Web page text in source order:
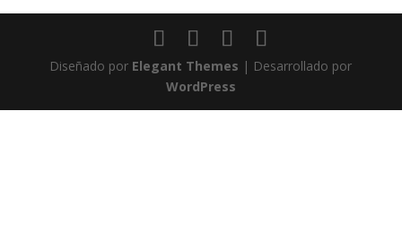
Diseñado por Elegant Themes | Desarrollado por
WordPress